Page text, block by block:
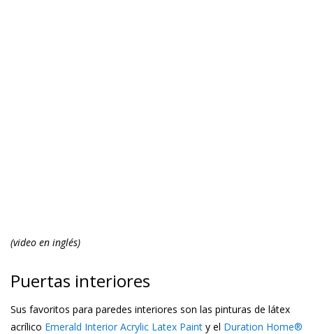
(video en inglés)
Puertas interiores
Sus favoritos para paredes interiores son las pinturas de látex
acrílico Emerald Interior Acrylic Latex Paint y el Duration Home®